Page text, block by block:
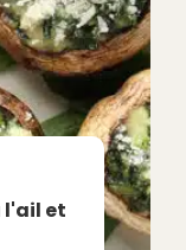
l'ail et